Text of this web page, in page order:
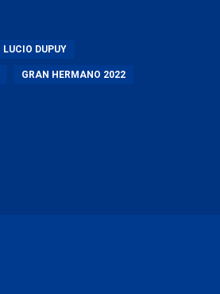
LUCIO DUPUY
GRAN HERMANO 2022